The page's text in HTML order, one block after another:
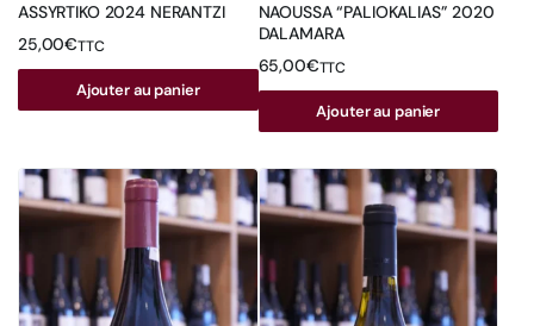
ASSYRTIKO 2024 NERANTZI
25,00€TTC
Ajouter au panier
NAOUSSA “PALIOKALIAS” 2020
DALAMARA
65,00€TTC
Ajouter au panier